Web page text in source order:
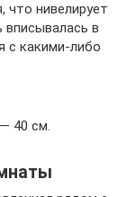
нивелирует
вписывалась в
с какими-либо
40 см.